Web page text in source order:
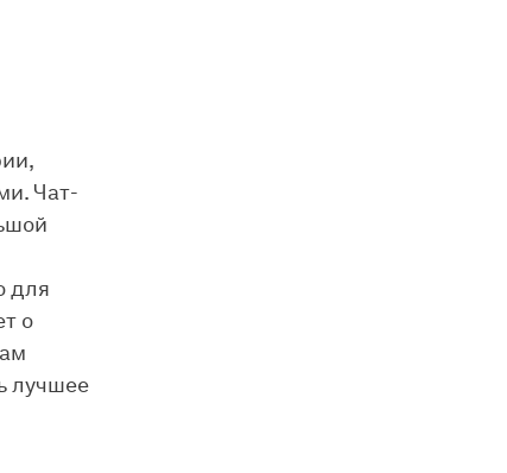
Чат-
для
о
лучшее